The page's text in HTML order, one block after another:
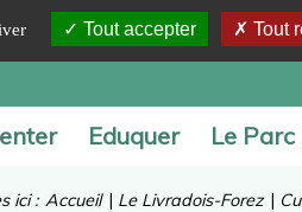
Eduquer Le
ici : Accueil | Le Livradois-Forez |
Tout accepter Tout